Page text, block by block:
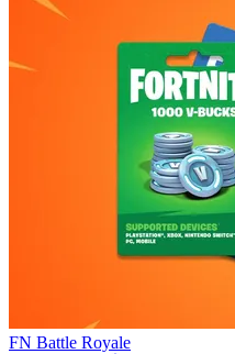
FN Battle Royale